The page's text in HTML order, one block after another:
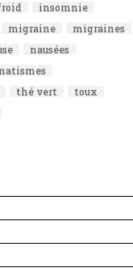
insomnie
migraine
migraines
nausées
thé vert
toux